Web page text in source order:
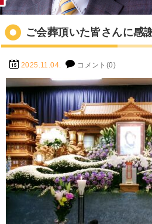
ご会葬頂いた皆さんに感
2025.11.04. コメント(0)